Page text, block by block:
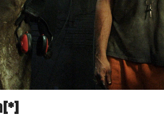
[*]